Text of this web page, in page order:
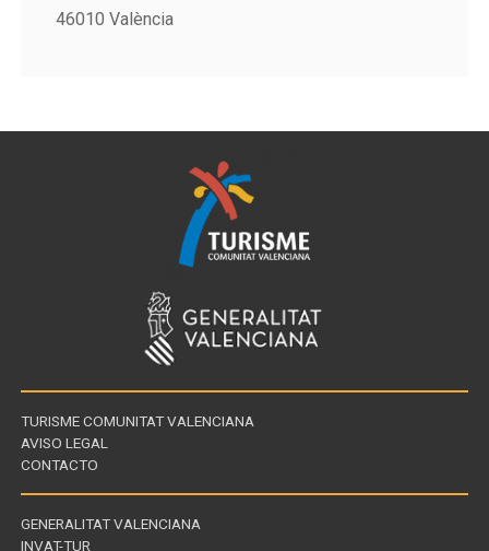
46010 València
TURISME COMUNITAT VALENCIANA
AVISO LEGAL
CONTACTO
GENERALITAT VALENCIANA
INVAT-TUR